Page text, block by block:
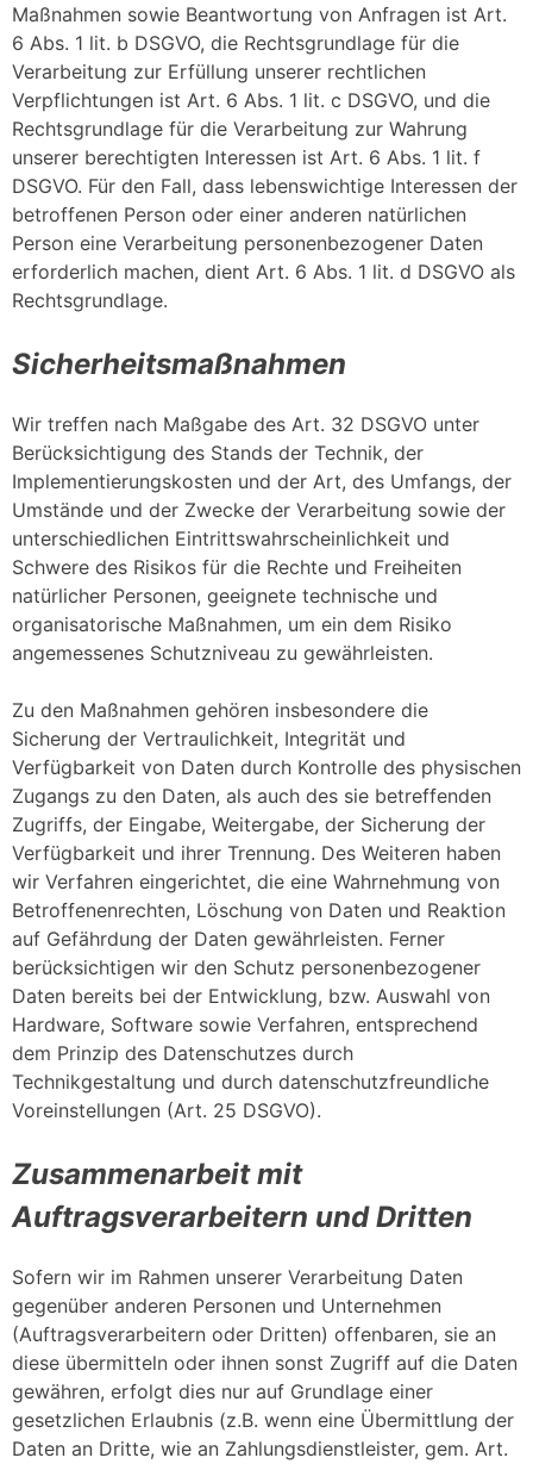
Maßnahmen sowie Beantwortung von Anfragen ist Art.
6 Abs. 1 lit. b DSGVO, die Rechtsgrundlage für die
Verarbeitung zur Erfüllung unserer rechtlichen
Verpflichtungen ist Art. 6 Abs. 1 lit. c DSGVO, und die
Rechtsgrundlage für die Verarbeitung zur Wahrung
unserer berechtigten Interessen ist Art. 6 Abs. 1 lit. f
DSGVO. Für den Fall, dass lebenswichtige Interessen der
betroffenen Person oder einer anderen natürlichen
Person eine Verarbeitung personenbezogener Daten
erforderlich machen, dient Art. 6 Abs. 1 lit. d DSGVO als
Rechtsgrundlage.
Sicherheitsmaßnahmen
Wir treffen nach Maßgabe des Art. 32 DSGVO unter
Berücksichtigung des Stands der Technik, der
Implementierungskosten und der Art, des Umfangs, der
Umstände und der Zwecke der Verarbeitung sowie der
unterschiedlichen Eintrittswahrscheinlichkeit und
Schwere des Risikos für die Rechte und Freiheiten
natürlicher Personen, geeignete technische und
organisatorische Maßnahmen, um ein dem Risiko
angemessenes Schutzniveau zu gewährleisten.
Zu den Maßnahmen gehören insbesondere die
Sicherung der Vertraulichkeit, Integrität und
Verfügbarkeit von Daten durch Kontrolle des physischen
Zugangs zu den Daten, als auch des sie betreffenden
Zugriffs, der Eingabe, Weitergabe, der Sicherung der
Verfügbarkeit und ihrer Trennung. Des Weiteren haben
wir Verfahren eingerichtet, die eine Wahrnehmung von
Betroffenenrechten, Löschung von Daten und Reaktion
auf Gefährdung der Daten gewährleisten. Ferner
berücksichtigen wir den Schutz personenbezogener
Daten bereits bei der Entwicklung, bzw. Auswahl von
Hardware, Software sowie Verfahren, entsprechend
dem Prinzip des Datenschutzes durch
Technikgestaltung und durch datenschutzfreundliche
Voreinstellungen (Art. 25 DSGVO).
Zusammenarbeit mit
Auftragsverarbeitern und Dritten
Sofern wir im Rahmen unserer Verarbeitung Daten
gegenüber anderen Personen und Unternehmen
(Auftragsverarbeitern oder Dritten) offenbaren, sie an
diese übermitteln oder ihnen sonst Zugriff auf die Daten
gewähren, erfolgt dies nur auf Grundlage einer
gesetzlichen Erlaubnis (z.B. wenn eine Übermittlung der
Daten an Dritte, wie an Zahlungsdienstleister, gem. Art.